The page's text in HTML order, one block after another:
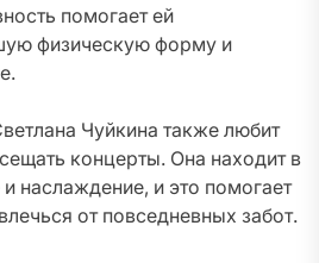
помогает ей
физическую форму и
Чуйкина также любит
концерты. Она находит в
наслаждение, и это помогает
от повседневных забот.